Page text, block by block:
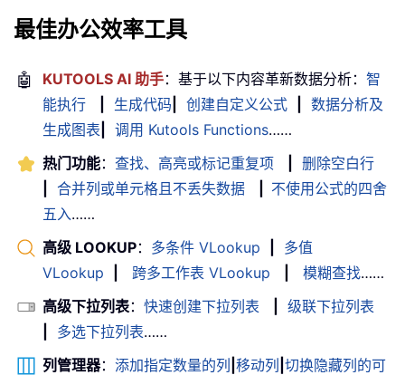
最佳办公效率工具
🤖 KUTOOLS AI 助手：基于以下内容革新数据分析： 智
能执行
生成代码 创建自定义公式
数据分析及
生成图表
调用 Kutools Functions……
热门功能： 查找、高亮或标记重复项
删除空白行
合并列或单元格且不丢失数据
不使用公式的四舍
五入……
高级 LOOKUP： 多条件 VLookup
多值
VLookup
跨多工作表 VLookup 模糊查找……
高级下拉列表： 快速创建下拉列表
级联下拉列表
多选下拉列表……
列管理器： 添加指定数量的列 移动列 切换隐藏列的可